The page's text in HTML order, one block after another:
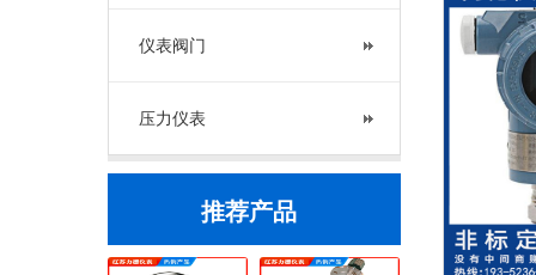
仪表阀门
压力仪表
推荐产品